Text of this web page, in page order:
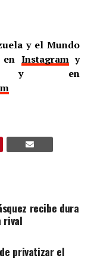
y el Mundo
en Instagramy
en
recibe dura
rival
privatizar el